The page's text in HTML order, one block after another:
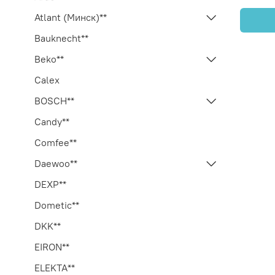
Atlant (Минск)**
Bauknecht**
Beko**
Calex
BOSCH**
Candy**
Comfee**
Daewoo**
DEXP**
Dometic**
DKK**
EIRON**
ELEKTA**